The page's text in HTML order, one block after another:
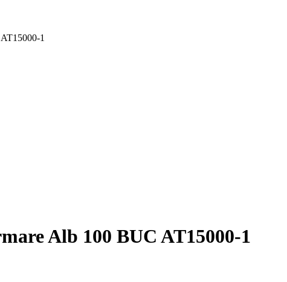
1
Alb 100 BUC AT15000-1